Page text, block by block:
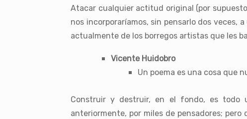
Atacar cualquier actitud original (por
nos incorporaríamos, sin pensarlo dos
actualmente de los borregos artistas que les
Vicente Huidobro
Un poema es una cosa que
Construir y destruir, en el fondo, es todo
anteriormente, por miles de pensadores;